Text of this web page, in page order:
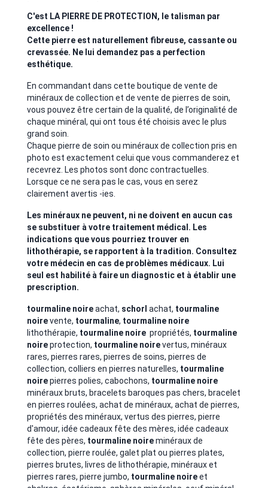
C'est LA PIERRE DE PROTECTION, le talisman par
excellence !
Cette pierre est naturellement fibreuse, cassante ou
crevassée. Ne lui demandez pas a perfection
esthétique.
En commandant dans cette boutique de vente de
minéraux de collection et de vente de pierres de soin,
vous pouvez être certain de la qualité, de l’originalité de
chaque minéral, qui ont tous été choisis avec le plus
grand soin.
Chaque pierre de soin ou minéraux de collection pris en
photo est exactement celui que vous commanderez et
recevrez. Les photos sont donc contractuelles.
Lorsque ce ne sera pas le cas, vous en serez
clairement avertis -ies.
Les minéraux ne peuvent, ni ne doivent en aucun cas
se substituer à votre traitement médical. Les
indications que vous pourriez trouver en
lithothérapie, se rapportent à la tradition. Consultez
votre médecin en cas de problèmes médicaux. Lui
seul est habilité à faire un diagnostic et à établir une
prescription.
tourmaline noireachat, schorl achat, tourmaline
noirevente, tourmaline, tourmaline noire
lithothérapie, tourmaline noire propriétés, tourmaline
noireprotection, tourmaline noirevertus, minéraux
rares, pierres rares, pierres de soins, pierres de
collection, colliers en pierres naturelles, tourmaline
noirepierres polies, cabochons, tourmaline noire
minéraux bruts, bracelets baroques pas chers, bracelet
en pierres roulées, achat de minéraux, achat de pierres,
propriétés des minéraux, vertus des pierres, pierre
d'amour, idée cadeaux fête des mères, idée cadeaux
fête des pères, tourmaline noireminéraux de
collection, pierre roulée, galet plat ou pierres plates,
pierres brutes, livres de lithothérapie, minéraux et
pierres rares, pierre jumbo, tourmaline noireet